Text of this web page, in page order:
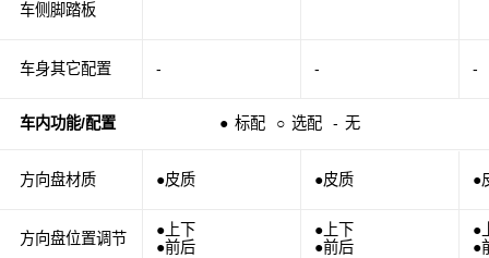
车侧脚踏板
车身其它配置
车内功能/配置 ● 标配 ○ 选配 - 无
方向盘材质
方向盘位置调节
- - -
●皮质 ●皮质 ●
●上下
●前后
●上下
●前后
●
●